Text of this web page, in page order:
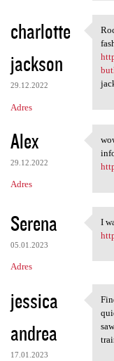
charlotte
jackson
29.12.2022
Adres
Alex
29.12.2022
Adres
Serena
05.01.2023
Adres
I
I
jessica
andrea
17.01.2023